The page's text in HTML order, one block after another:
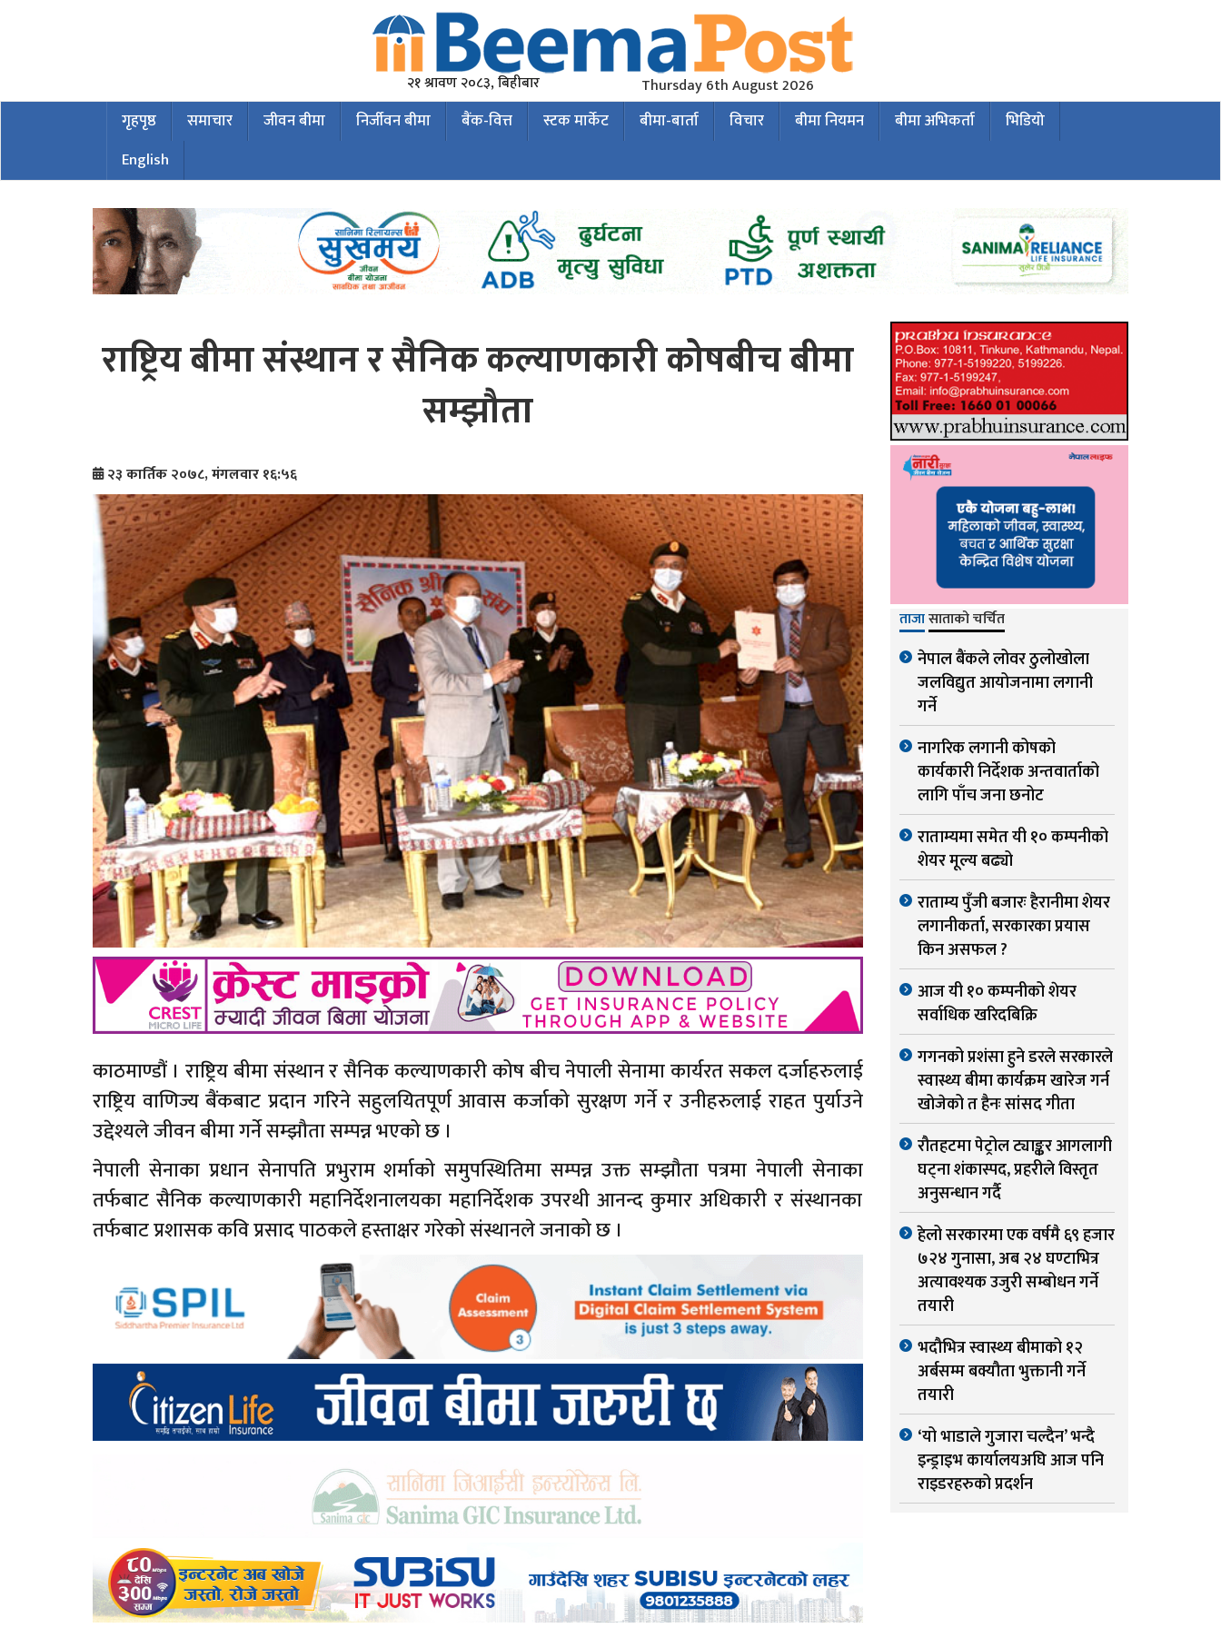
२१ श्रावण २०८३, बिहीबार Thursday 6th August 2026
गृहपृष्ठ समाचार जीवन बीमा निर्जीवन बीमा बैंक-वित्त स्टक मार्केट बीमा-बार्ता विचार बीमा नियमन बीमा अभिकर्ता
भिडियो
English
राष्ट्रिय बीमा संस्थान र सैनिक कल्याणकारी कोषबीच बीमा
सम्झौता
२३ कार्तिक २०७८, मंगलवार १६:५६
काठमाण्डौं । राष्ट्रिय बीमा संस्थान र सैनिक कल्याणकारी कोष बीच नेपाली सेनामा कार्यरत सकल दर्जाहरुलाई
राष्ट्रिय वाणिज्य बैंकबाट प्रदान गरिने सहुलयितपूर्ण आवास कर्जाको सुरक्षण गर्ने र उनीहरुलाई राहत पुर्याउने
उद्देश्यले जीवन बीमा गर्ने सम्झौता सम्पन्न भएको छ ।
नेपाली सेनाका प्रधान सेनापति प्रभुराम शर्माको समुपस्थितिमा सम्पन्न उक्त सम्झौता पत्रमा नेपाली सेनाका
तर्फबाट सैनिक कल्याणकारी महानिर्देशनालयका महानिर्देशक उपरथी आनन्द कुमार अधिकारी र संस्थानका
तर्फबाट प्रशासक कवि प्रसाद पाठकले हस्ताक्षर गरेको संस्थानले जनाको छ ।
ताजासाताको चर्चित
नेपाल बैंकले लोवर ठुलोखोला
जलविद्युत आयोजनामा लगानी
गर्ने
नागरिक लगानी कोषको
कार्यकारी निर्देशक अन्तवार्ताको
लागि पाँच जना छनोट
राताम्यमा समेत यी १० कम्पनीको
शेयर मूल्य बढ्यो
राताम्य पुँजी बजारः हैरानीमा शेयर
लगानीकर्ता, सरकारका प्रयास
किन असफल ?
आज यी १० कम्पनीको शेयर
सर्वाधिक खरिदबिक्रि
गगनको प्रशंसा हुने डरले सरकारले
स्वास्थ्य बीमा कार्यक्रम खारेज गर्न
खोजेको त हैनः सांसद गीता
रौतहटमा पेट्रोल ट्याङ्कर आगलागी
घट्ना शंकास्पद, प्रहरीले विस्तृत
अनुसन्धान गर्दै
हेलो सरकारमा एक वर्षमै ६९ हजार
७२४ गुनासा, अब २४ घण्टाभित्र
अत्यावश्यक उजुरी सम्बोधन गर्ने
तयारी
भदौभित्र स्वास्थ्य बीमाको १२
अर्बसम्म बक्यौता भुक्तानी गर्ने
तयारी
‘यो भाडाले गुजारा चल्दैन’ भन्दै
इन्ड्राइभ कार्यालयअघि आज पनि
राइडरहरुको प्रदर्शन